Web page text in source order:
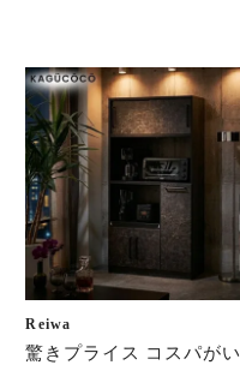
Reiwa
驚きプライス コスパがい